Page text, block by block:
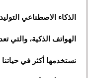
الذكاء الاصطناعي
الهواتف الذكية، والتي
نستخدمها أكثر في